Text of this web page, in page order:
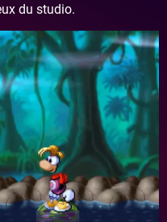
du studio.